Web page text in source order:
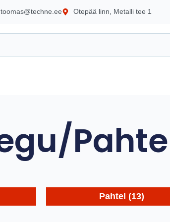
toomas@techne.ee Otepää linn, Metalli tee 1
Pahtel (13)